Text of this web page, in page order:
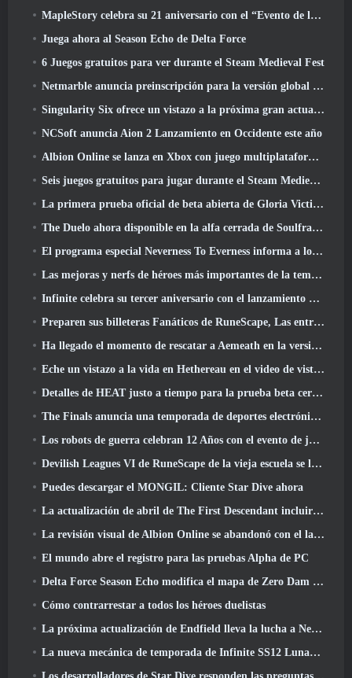
MapleStory celebra su 21 aniversario con el “Evento de la Universidad Maple”
Juega ahora al Season Echo de Delta Force
6 Juegos gratuitos para ver durante el Steam Medieval Fest
Netmarble anuncia preinscripción para la versión global del MMORPG de ciencia ficción RF Online Next
Singularity Six ofrece un vistazo a la próxima gran actualización de Palia The Royal Highlands
NCSoft anuncia Aion 2 Lanzamiento en Occidente este año
Albion Online se lanza en Xbox con juego multiplataforma completo
Seis juegos gratuitos para jugar durante el Steam Medieval Fest
La primera prueba oficial de beta abierta de Gloria Victis comienza hoy
The Duelo ahora disponible en la alfa cerrada de Soulframe
El programa especial Neverness To Everness informa a los jugadores qué esperar en los lanzamientos
Las mejoras y nerfs de héroes más importantes de la temporada 7.5
Infinite celebra su tercer aniversario con el lanzamiento de Lunaria SS12 hoy
Preparen sus billeteras Fanáticos de RuneScape, Las entradas para RuneFest están a punto de salir a la venta
Ha llegado el momento de rescatar a Aemeath en la versión de Wuthering Waves 3.3 Actualizar
Eche un vistazo a la vida en Hethereau en el video de vista previa del juego de lanzamiento de Neverness To Everness
Detalles de HEAT justo a tiempo para la prueba beta cerrada
The Finals anuncia una temporada de deportes electrónicos de 200.000 dólares
Los robots de guerra celebran 12 Años con el evento de juegos robóticos marcianos
Devilish Leagues VI de RuneScape de la vieja escuela se lanza hoy
Puedes descargar el MONGIL: Cliente Star Dive ahora
La actualización de abril de The First Descendant incluirá la versión Beta del nuevo contenido del juego final
La revisión visual de Albion Online se abandonó con el lanzamiento de la actualización Radiant Wilds hoy
El mundo abre el registro para las pruebas Alpha de PC
Delta Force Season Echo modifica el mapa de Zero Dam y amplía la jugabilidad de operaciones
Cómo contrarrestar a todos los héroes duelistas
La próxima actualización de Endfield lleva la lucha a Nefarith
La nueva mecánica de temporada de Infinite SS12 Lunaria es una de las "mayores adiciones" al juego